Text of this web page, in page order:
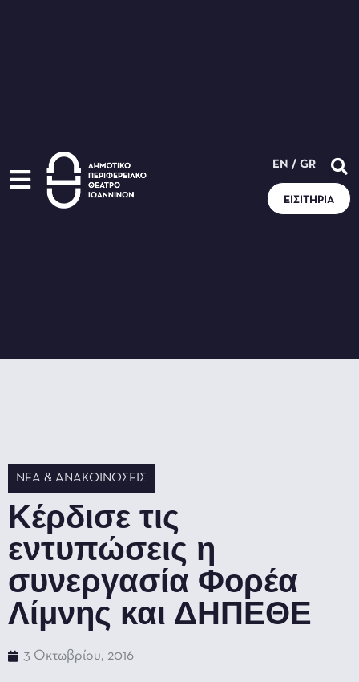
EN / GR
ΕΙΣΙΤΉΡΙΑ
ΝΈΑ & ΑΝΑΚΟΙΝΏΣΕΙΣ
Κέρδισε τις
εντυπώσεις η
συνεργασία Φορέα
Λίμνης και ΔΗΠΕΘΕ
3 Οκτωβρίου, 2016